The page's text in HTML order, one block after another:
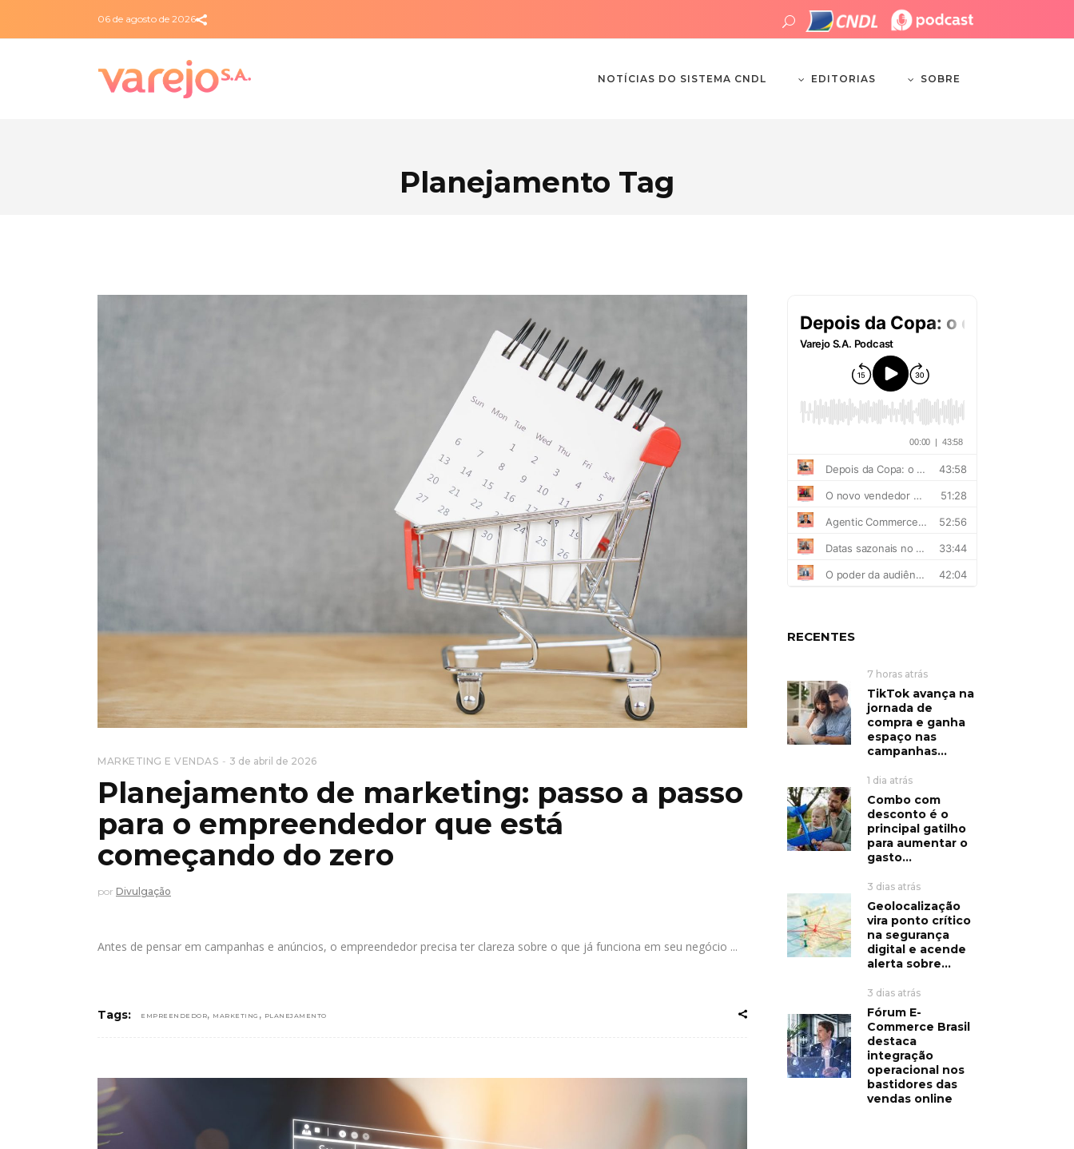
06 de agosto de 2026
NOTÍCIAS DO SISTEMA CNDL EDITORIAS SOBRE
Planejamento Tag
MARKETING E VENDAS 3 de abril de 2026
Planejamento de marketing: passo a passo
para o empreendedor que está
começando do zero
por Divulgação
Antes de pensar em campanhas e anúncios, o empreendedor precisa ter clareza sobre o que já funciona em seu negócio
Tags: EMPREENDEDOR, MARKETING , PLANEJAMENTO
RECENTES
7 horas atrás
TikTok avança na
jornada de
compra e ganha
espaço nas
campanhas...
1 dia atrás
Combo com
desconto é o
principal gatilho
para aumentar o
gasto...
3 dias atrás
Geolocalização
vira ponto crítico
na segurança
digital e acende
alerta sobre...
3 dias atrás
Fórum E-
Commerce Brasil
destaca
integração
operacional nos
bastidores das
vendas online